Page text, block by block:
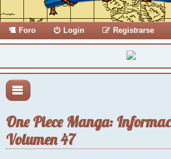
Foro Login Registrarse
One Piece Manga:
Volumen 47